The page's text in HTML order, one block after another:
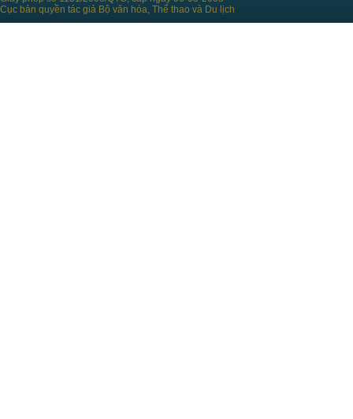
Cục bản quyền tác giả Bộ văn hóa, Thể thao và Du lịch